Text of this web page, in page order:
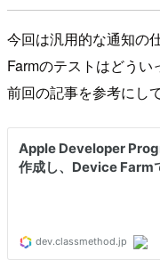
今回は汎用的な通知の
Farmのテストはどうい
前回の記事を参考にし